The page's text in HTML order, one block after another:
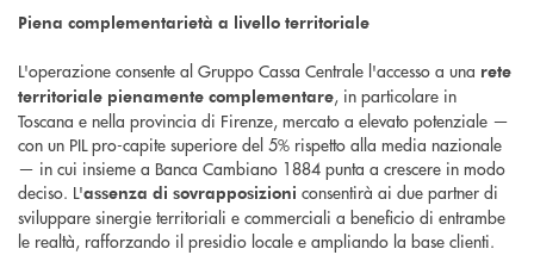
Piena complementarietà a livello territoriale
L'operazione consente al Gruppo Cassa Centrale l'accesso a una rete
territoriale pienamente complementare, in particolare in
Toscana e nella provincia di Firenze, mercato a elevato potenziale —
con un PIL pro-capite superiore del 5% rispetto alla media nazionale
— in cui insieme a Banca Cambiano 1884 punta a crescere in modo
deciso. L'assenza di sovrapposizioni consentirà ai due partner di
sviluppare sinergie territoriali e commerciali a beneficio di entrambe
le realtà, rafforzando il presidio locale e ampliando la base clienti.